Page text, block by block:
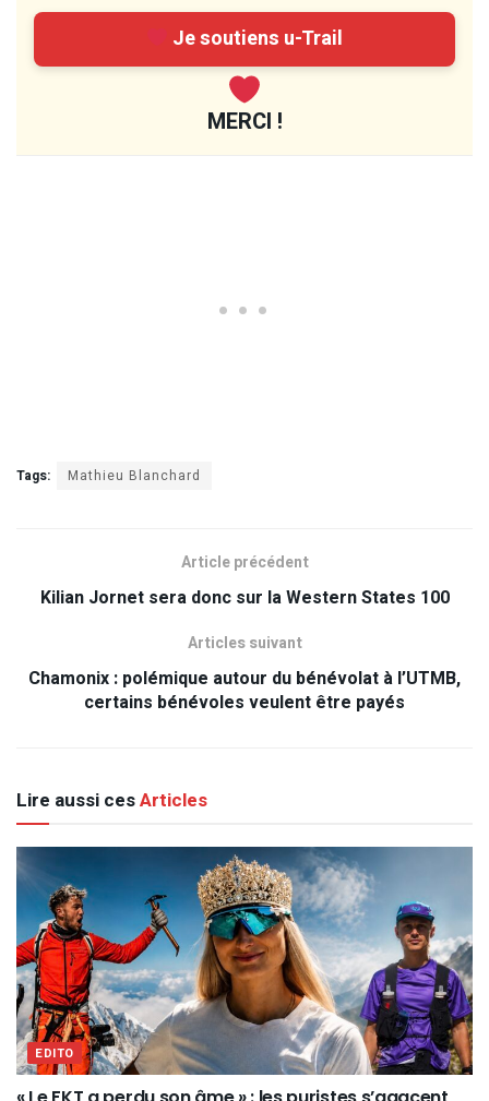
Je soutiens u-Trail
MERCI !
Tags: Mathieu Blanchard
Article précédent
Kilian Jornet sera donc sur la Western States 100
Articles suivant
Chamonix : polémique autour du bénévolat à l’UTMB,
certains bénévoles veulent être payés
Lire aussi cesArticles
EDITO